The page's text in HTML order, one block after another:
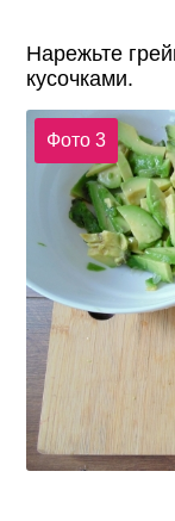
Нарежьте
кусочками.
Фото 3